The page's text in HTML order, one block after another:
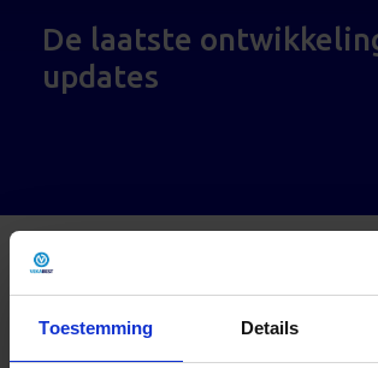
Toestemming Details
De laatste
updates